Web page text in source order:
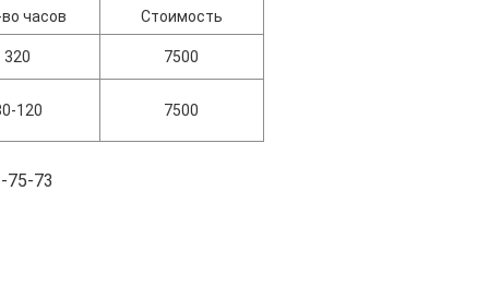
часов Стоимость
320 7500
120 7500
75-73